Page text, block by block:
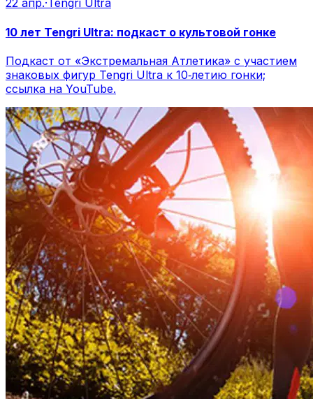
22 апр.·Tengri Ultra
10 лет Tengri Ultra: подкаст о культовой гонке
Подкаст от «Экстремальная Атлетика» с участием
знаковых фигур Tengri Ultra к 10‑летию гонки;
ссылка на YouTube.